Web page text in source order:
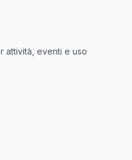
attività, eventi e uso